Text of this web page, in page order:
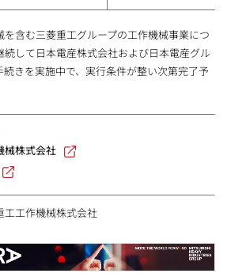
を含む三菱重工グループの工作機械事業につ
続して日本電産株式会社および日本電産グル
続きを実施中で、実行条件が整い次第完了予
械株式会社
工工作機械株式会社